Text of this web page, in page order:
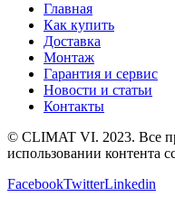
Главная
Как купить
Доставка
Монтаж
Гарантия и сервис
Новости и статьи
Контакты
© CLIMAT VI. 2023. Все
использовании контента
FacebookTwitterLinkedin